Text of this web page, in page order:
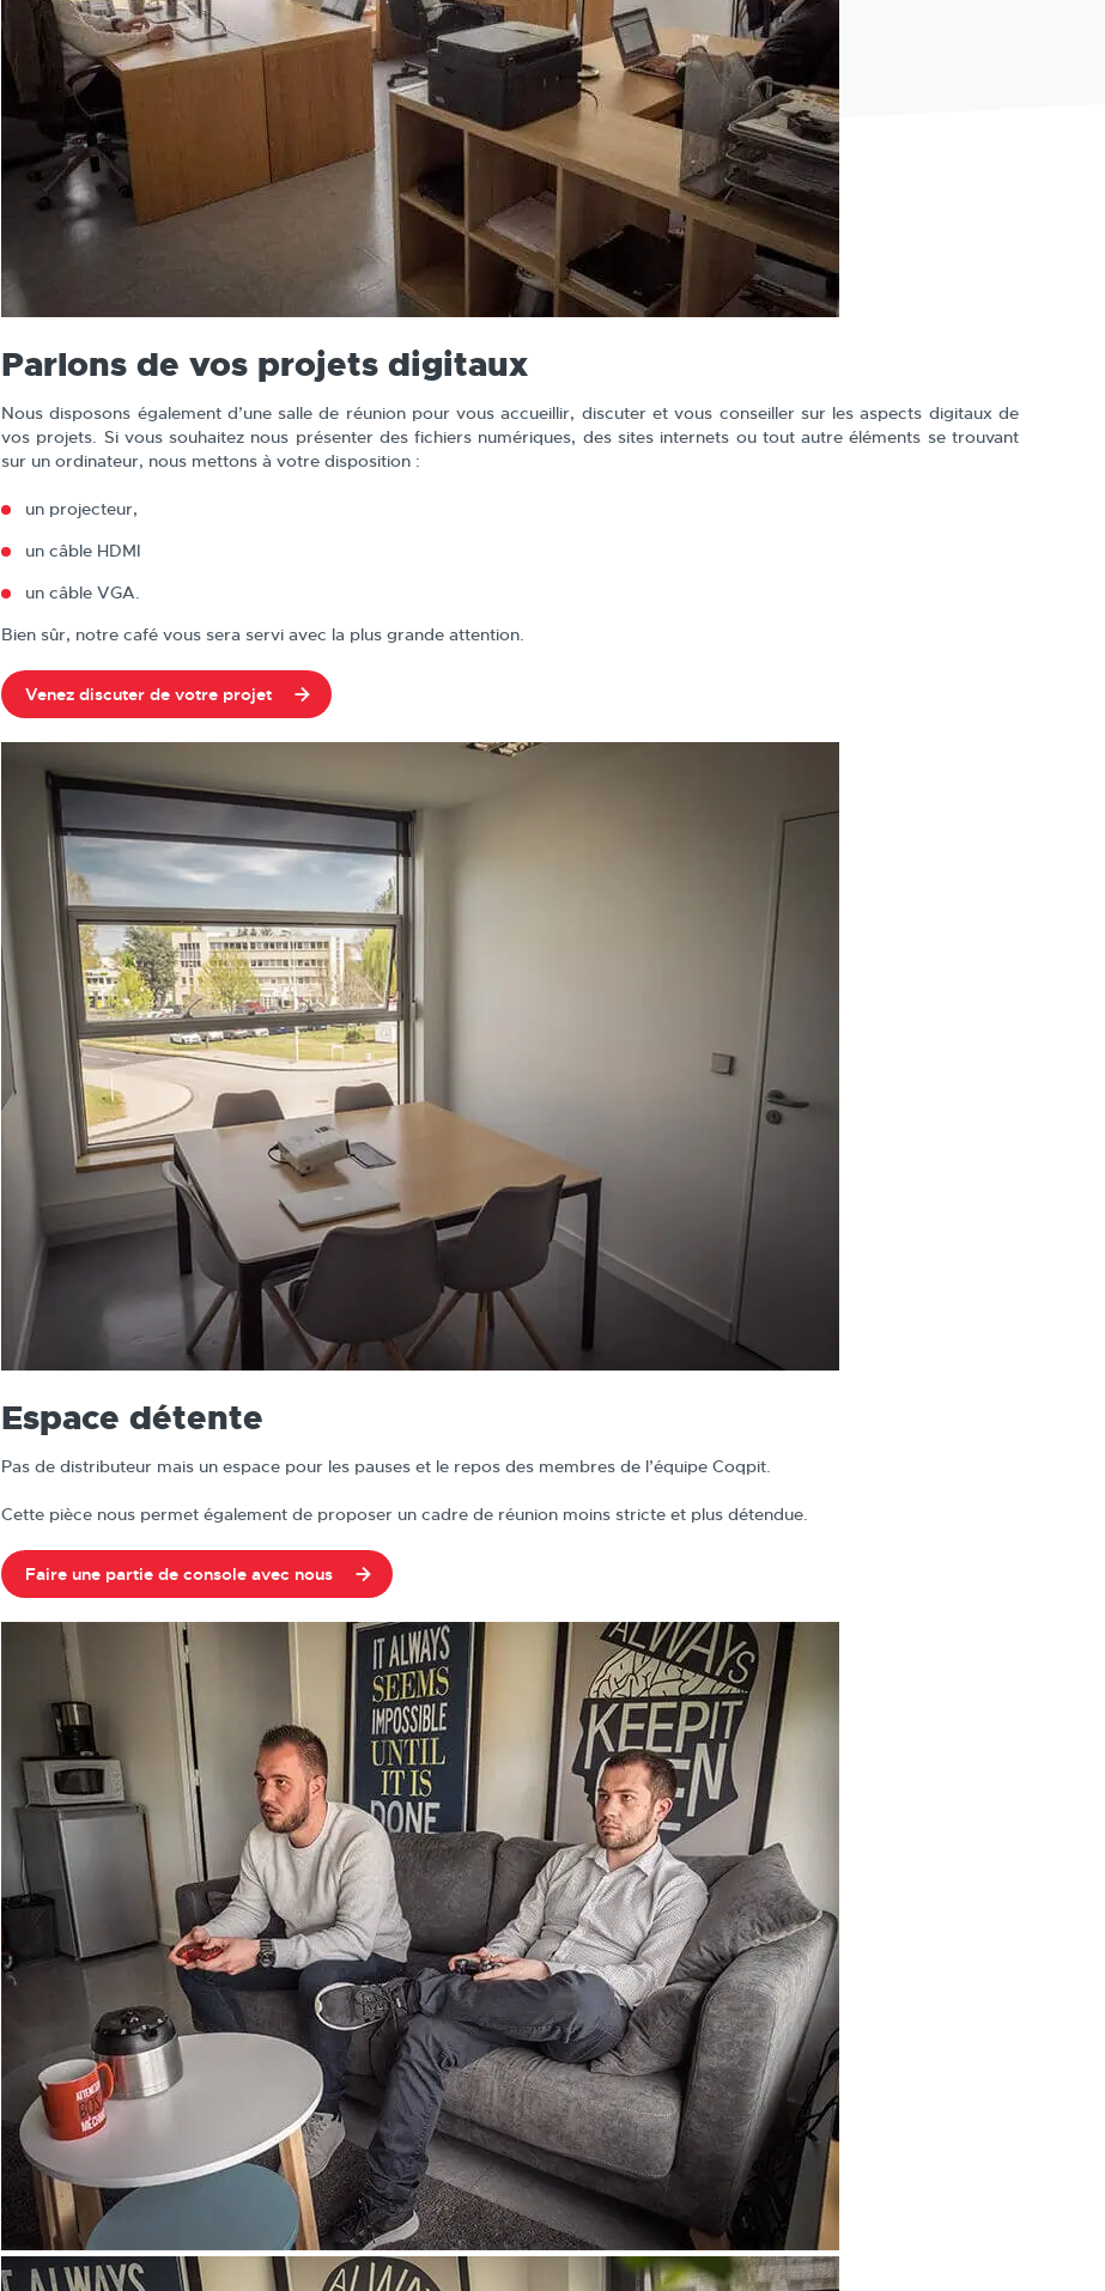
Parlons de vos projets digitaux
Nous disposons également d’une salle de réunion pour vous accueillir, discuter et vous conseiller sur les aspects digitaux de
vos projets. Si vous souhaitez nous présenter des fichiers numériques, des sites internets ou tout autre éléments se trouvant
sur un ordinateur, nous mettons à votre disposition :
un projecteur,
un câble HDMI
un câble VGA.
Bien sûr, notre café vous sera servi avec la plus grande attention.
Venez discuter de votre projet
Espace détente
Pas de distributeur mais un espace pour les pauses et le repos des membres de l’équipe Coqpit.
Cette pièce nous permet également de proposer un cadre de réunion moins stricte et plus détendue.
Faire une partie de console avec nous